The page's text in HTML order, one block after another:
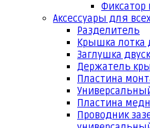
Аксессуары для
Разделитель
Крышка лотка
Заглушка
Держатель
Пластина
Пластина
Проводник